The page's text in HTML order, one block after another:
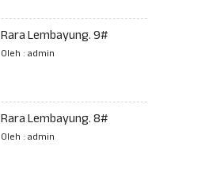
Rara Lembayung. 9#
Oleh : admin
Rara Lembayung. 8#
Oleh : admin